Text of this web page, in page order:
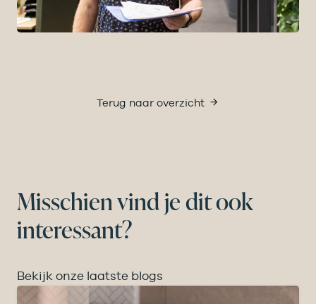
Terug naar overzicht
Misschien vind je dit ook
interessant?
Bekijk onze laatste blogs